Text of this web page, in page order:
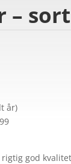
– sort
år)
god